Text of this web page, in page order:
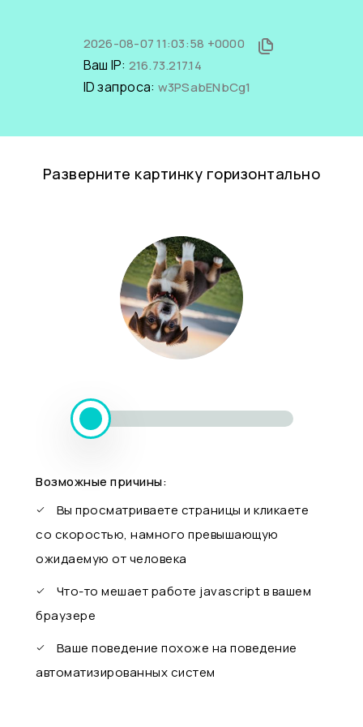
2026-08-07 11:03:58 +0000
Ваш IP: 216.73.217.14
ID запроса: w3PSabENbCg1
Разверните картинку горизонтально
Возможные причины:
Вы просматриваете страницы и кликаете
со скоростью, намного превышающую
ожидаемую от человека
Что-то мешает работе javascript в вашем
браузере
Ваше поведение похоже на поведение
автоматизированных систем